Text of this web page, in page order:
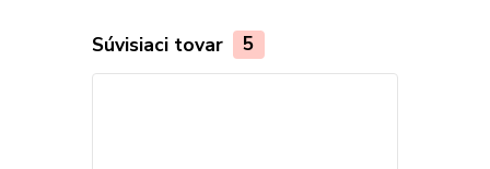
Súvisiaci tovar 5